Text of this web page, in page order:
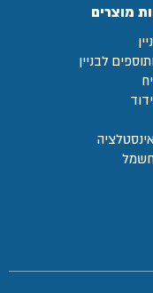
מוצרים
לבניין
חשמל